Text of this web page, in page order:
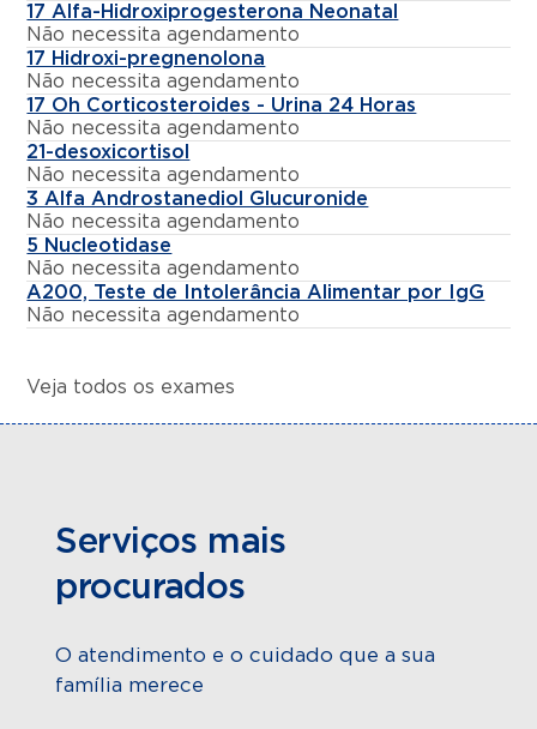
17 Alfa-Hidroxiprogesterona Neonatal
Não necessita agendamento
17 Hidroxi-pregnenolona
Não necessita agendamento
17 Oh Corticosteroides - Urina 24 Horas
Não necessita agendamento
21-desoxicortisol
Não necessita agendamento
3 Alfa Androstanediol Glucuronide
Não necessita agendamento
5 Nucleotidase
Não necessita agendamento
A200, Teste de Intolerância Alimentar por IgG
Não necessita agendamento
Veja todos os exames
Serviços mais
procurados
O atendimento e o cuidado que a sua
família merece